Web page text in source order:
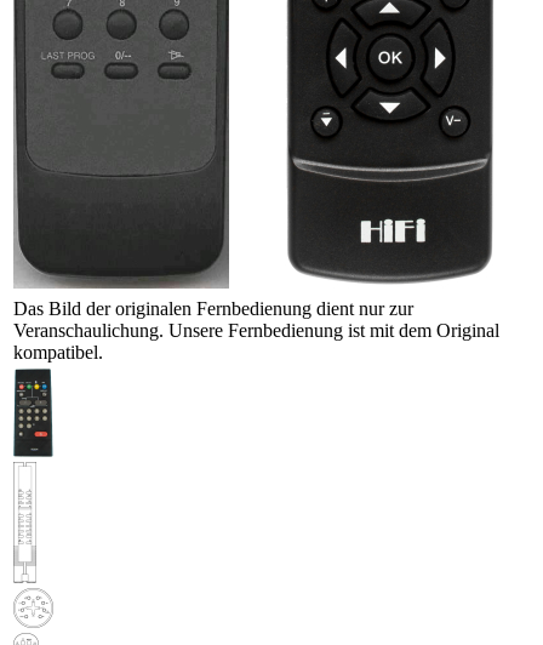
Das Bild der originalen Fernbedienung dient nur zur
Veranschaulichung. Unsere Fernbedienung ist mit dem Original
kompatibel.